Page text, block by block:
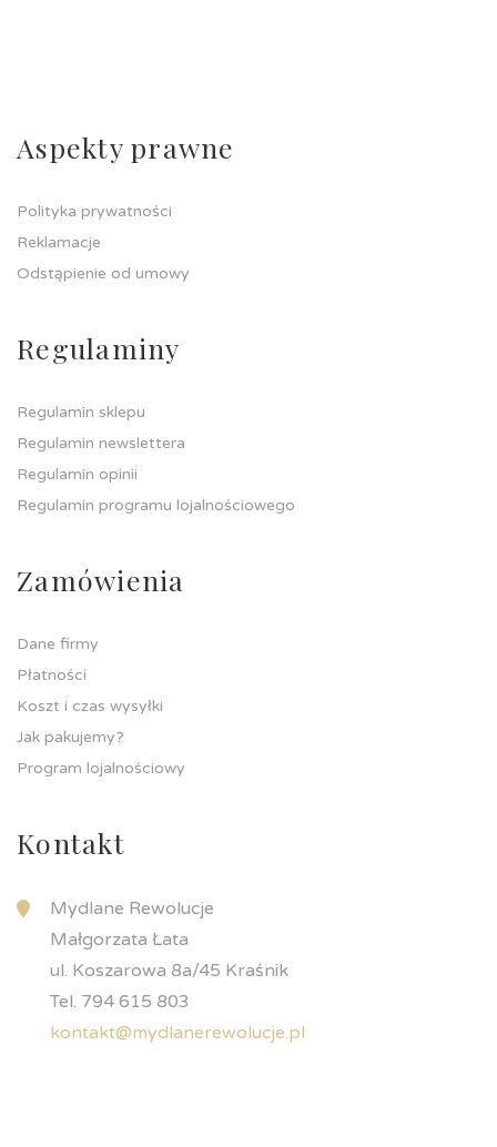
Aspekty prawne
Polityka prywatności
Reklamacje
Odstąpienie od umowy
Regulaminy
Regulamin sklepu
Regulamin newslettera
Regulamin opinii
Regulamin programu lojalnościowego
Zamówienia
Dane firmy
Płatności
Koszt i czas wysyłki
Jak pakujemy?
Program lojalnościowy
Kontakt
Mydlane Rewolucje
Małgorzata Łata
ul. Koszarowa 8a/45 Kraśnik
Tel. 794 615 803
kontakt@mydlanerewolucje.pl